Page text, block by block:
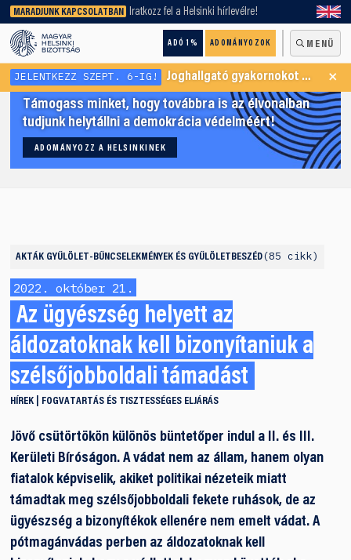
MARADJUNK KAPCSOLATBAN Iratkozz fel a Helsinki hírlevélre!
ADÓ 1% ADOMÁNYOZOK MENÜ
keresőnket!
JELENTKEZZ SZEPT. 6-IG! Joghallgató gyakornokot keresünk Menekültügyi Programunkba ×
Támogass minket, hogy továbbra is az élvonalban
tudjunk helytállni a demokrácia védelméért!
ADOMÁNYOZZ A HELSINKINEK
AKTÁK GYŰLÖLET-BŰNCSELEKMÉNYEK ÉS GYŰLÖLETBESZÉD 85 cikk
2022. október 21.
Az ügyészség helyett az
áldozatoknak kell bizonyítaniuk a
szélsőjobboldali támadást
HÍREK FOGVATARTÁS ÉS TISZTESSÉGES ELJÁRÁS
Jövő csütörtökön különös büntetőper indul a II. és III.
Kerületi Bíróságon. A vádat nem az állam, hanem olyan
fiatalok képviselik, akiket politikai nézeteik miatt
támadtak meg szélsőjobboldali fekete ruhások, de az
ügyészség a bizonyítékok ellenére nem emelt vádat. A
pótmagánvádas perben az áldozatoknak kell